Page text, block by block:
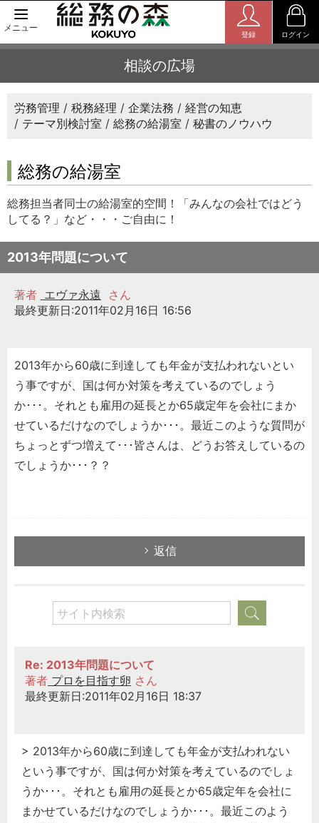
メニュー
登録 ログイン
相談の広場
労務管理 税務経理 企業法務
経営の知恵
テーマ別検討室
総務の給湯室 秘書のノウハウ
総務の給湯室
総務担当者同士の給湯室的空間！「みんなの会社ではどう
してる？」など・・・ご自由に！
2013年問題について
著者 エヴァ永遠
さん
最終更新日:2011年02月16日 16:56
2013年から60歳に到達しても年金が支払われないとい
う事ですが、国は何か対策を考えているのでしょう
か･･･。それとも雇用の延長とか65歳定年を会社にまか
せているだけなのでしょうか･･･。最近このような質問が
ちょっとずつ増えて･･･皆さんは、どうお答えしているの
でしょうか･･･？？
返信
Re: 2013年問題について
著者 プロを目指す卵 さん
最終更新日:2011年02月16日 18:37
> 2013年から60歳に到達しても年金が支払われない
という事ですが、国は何か対策を考えているのでしょ
うか･･･。それとも雇用の延長とか65歳定年を会社に
まかせているだけなのでしょうか･･･。最近このよう